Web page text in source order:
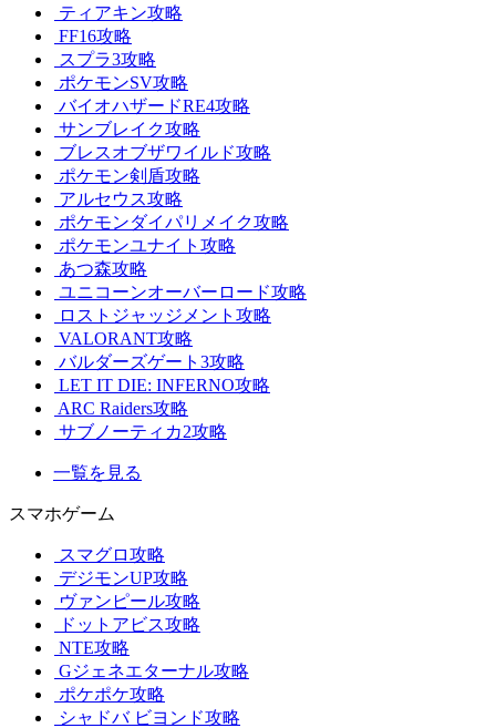
ティアキン攻略
FF16攻略
スプラ3攻略
ポケモンSV攻略
バイオハザードRE4攻略
サンブレイク攻略
ブレスオブザワイルド攻略
ポケモン剣盾攻略
アルセウス攻略
ポケモンダイパリメイク攻略
ポケモンユナイト攻略
あつ森攻略
ユニコーンオーバーロード攻略
ロストジャッジメント攻略
VALORANT攻略
バルダーズゲート3攻略
LET IT DIE: INFERNO攻略
ARC Raiders攻略
サブノーティカ2攻略
一覧を見る
スマホゲーム
スマグロ攻略
デジモンUP攻略
ヴァンピール攻略
ドットアビス攻略
NTE攻略
Gジェネエターナル攻略
ポケポケ攻略
シャドバ ビヨンド攻略